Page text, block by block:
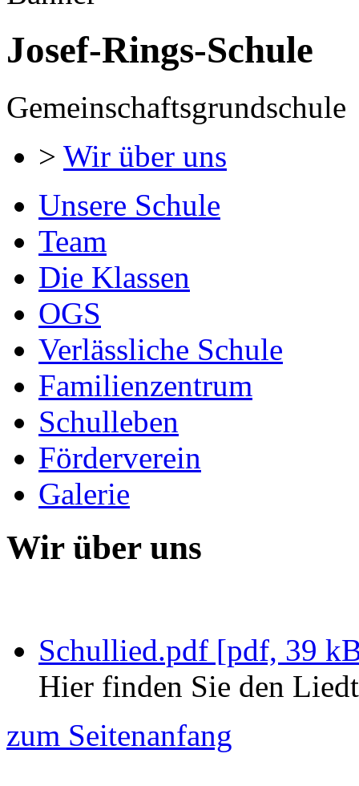
Josef-Rings-Schule
Gemeinschaftsgrundschule
> Wir über uns
Unsere Schule
Team
Die Klassen
OGS
Verlässliche Schule
Familienzentrum
Schulleben
Förderverein
Galerie
Wir über uns
Schullied.pdf [pdf, 39
Hier finden Sie den
zum Seitenanfang